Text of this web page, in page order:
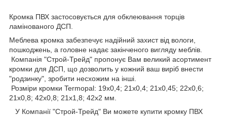
Кромка ПВХ застосовується для обклеювання торців
ламінованого ДСП.
Меблева кромка забезпечує надійний захист від вологи,
пошкоджень, а головне надає закінченого вигляду меблів.
Компанія "Строй-Трейд" пропонує Вам великий асортимент
кромки для ДСП, що дозволить у кожний ваш виріб внести
"родзинку", зробити несхожим на інші.
Розміри кромки Termopal: 19х0,4; 21х0,4; 21х0,45; 22х0,6;
21х0,8; 42х0,8; 21х1,8; 42х2 мм.
У Компанії "Строй-Трейд" Ви можете купити кромку ПВХ